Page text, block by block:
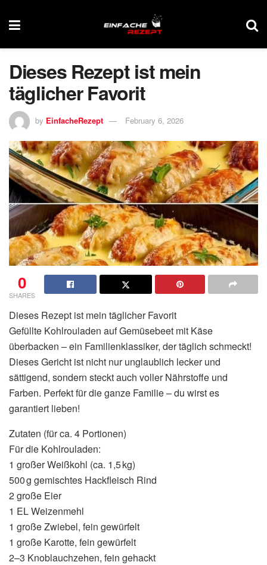
Dieses Rezept ist mein
täglicher Favorit
by EinfacheRezept February 6, 2026
0
SHARES
Dieses Rezept ist mein täglicher Favorit
Gefüllte Kohlrouladen auf Gemüsebeet mit Käse
überbacken – ein Familienklassiker, der täglich schmeckt!
Dieses Gericht ist nicht nur unglaublich lecker und
sättigend, sondern steckt auch voller Nährstoffe und
Farben. Perfekt für die ganze Familie – du wirst es
garantiert lieben!
Zutaten (für ca. 4 Portionen)
Für die Kohlrouladen:
1 großer Weißkohl (ca. 1,5 kg)
500 g gemischtes Hackfleisch Rind
2 große Eier
1 EL Weizenmehl
1 große Zwiebel, fein gewürfelt
1 große Karotte, fein gewürfelt
2–3 Knoblauchzehen, fein gehackt